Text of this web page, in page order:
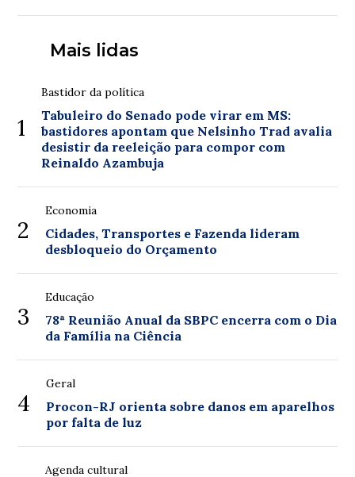
Mais lidas
1
Bastidor da política
Tabuleiro do Senado pode virar em MS:
bastidores apontam que Nelsinho Trad avalia
desistir da reeleição para compor com
Reinaldo Azambuja
2
Economia
Cidades, Transportes e Fazenda lideram
desbloqueio do Orçamento
3
Educação
78ª Reunião Anual da SBPC encerra com o Dia
da Família na Ciência
4
Geral
Procon-RJ orienta sobre danos em aparelhos
por falta de luz
Agenda cultural